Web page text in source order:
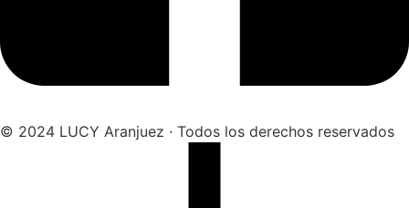
© 2024 LUCY Aranjuez · Todos los derechos reservados